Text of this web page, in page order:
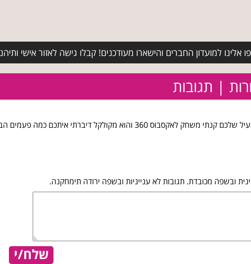
אלינו למועדון החברים והישארו מעודכנים! קבלו גישה לאזור אישי
| תגובות
אני רוצה להתלונן על היחס המגעיל שלכם קנתי משחק
ובשפה מכובדת. תגובות לא ענייניות ובשפה ירודה תימחקנה.
שלח/י